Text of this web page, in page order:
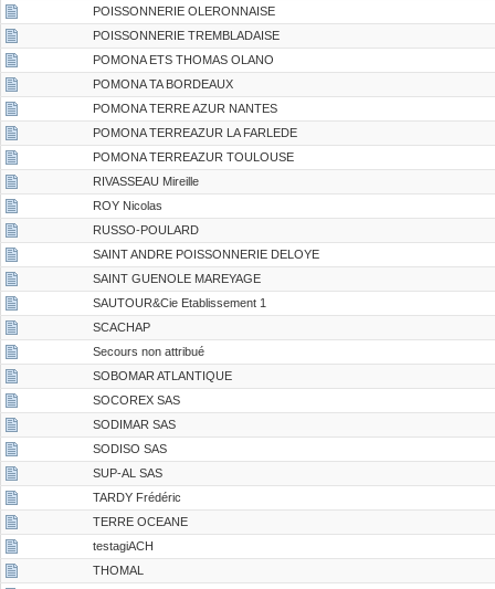
POISSONNERIE OLERONNAISE
POISSONNERIE TREMBLADAISE
POMONA ETS THOMAS OLANO
POMONA TA BORDEAUX
POMONA TERRE AZUR NANTES
POMONA TERREAZUR LA FARLEDE
POMONA TERREAZUR TOULOUSE
RIVASSEAU Mireille
ROY Nicolas
RUSSO-POULARD
SAINT ANDRE POISSONNERIE DELOYE
SAINT GUENOLE MAREYAGE
SAUTOUR&Cie Etablissement 1
SCACHAP
Secours non attribué
SOBOMAR ATLANTIQUE
SOCOREX SAS
SODIMAR SAS
SODISO SAS
SUP-AL SAS
TARDY Frédéric
TERRE OCEANE
testagiACH
THOMAL